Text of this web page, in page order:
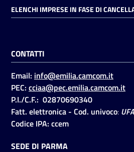
on line
Accedi
Registrati
ELENCHI IMPRESE IN FASE DI
CONTATTI
Email: info@emilia.camcom.it
PEC: cciaa@pec.emilia.camcom.it
P.I./C.F.: 02870690340
Fatt. elettronica - Cod. univoco:
Codice IPA: ccem
SEDE DI PARMA